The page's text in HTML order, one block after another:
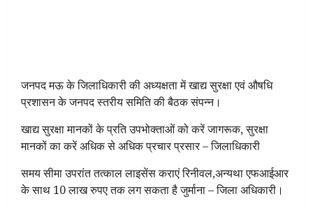
जनपद मऊ के जिलाधिकारी की अध्यक्षता में खाद्य सुरक्षा एवं औषधि
प्रशासन के जनपद स्तरीय समिति की बैठक संपन्न।
खाद्य सुरक्षा मानकों के प्रति उपभोक्ताओं को करें जागरूक, सुरक्षा
मानकों का करें अधिक से अधिक प्रचार प्रसार – जिलाधिकारी
समय सीमा उपरांत तत्काल लाइसेंस कराएं रिनीवल,अन्यथा एफआईआर
के साथ 10 लाख रुपए तक लग सकता है जुर्माना – जिला अधिकारी।